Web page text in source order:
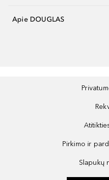
Apie DOUGLAS
Pirkimo ir
Slapukų